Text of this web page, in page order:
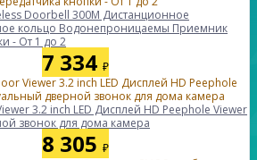
Doorbell 300M Дистанционное
кольцо Водонепроницаемы Приемник
- От 1 до 2
7 334 ₽
3.2 inch LED Дисплей HD Peephole Viewer
звонок для дома камера
8 305 ₽